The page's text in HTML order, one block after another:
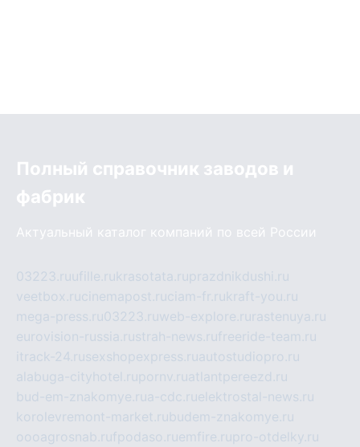
Полный справочник заводов и
фабрик
Актуальный каталог компаний по всей России
03223.ruufille.rukrasotata.ruprazdnikdushi.ru
veetbox.rucinemapost.ruciam-fr.rukraft-you.ru
mega-press.ru03223.ruweb-explore.ru rastenuya.ru
eurovision-russia.rustrah-news.rufreeride-team.ru
itrack-24.rusexshopexpress.ruautostudiopro.ru
alabuga-cityhotel.rupornv.ruatlantpereezd.ru
bud-em-znakomye.rua-cdc.ruelektrostal-news.ru
korolevremont-market.rubudem-znakomye.ru
oooagrosnab.rufpodaso.ruemfire.rupro-otdelky.ru